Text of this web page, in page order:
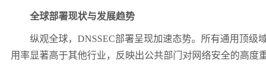
全球部署现状与发展趋势
纵观全球， DNSSEC部署呈现加速态势。所有通用顶级
用率显著高于其他行业，反映出公共部门对网络安全的高度重